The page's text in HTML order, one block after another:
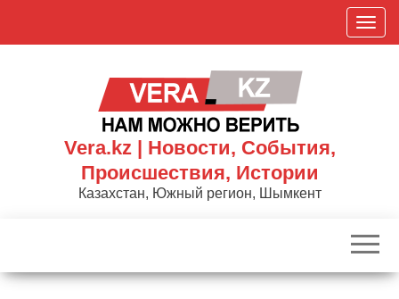
П
о
к
р
Vera.kz | Новости, События,
Происшествия, Истории
Казахстан, Южный регион, Шымкент